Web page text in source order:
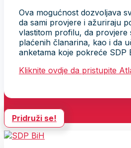
Ova mogućnost dozvoljava
da sami provjere i ažuriraju
vlastitom profilu, da provjere
plaćenih članarina, kao i da
anketama koje pokreće SDP
Kliknite ovdje da pristupite
Pridruži se!